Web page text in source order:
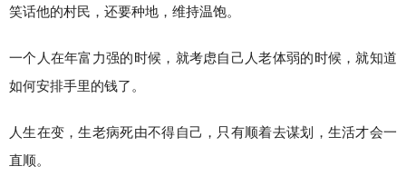
笑话他的村民，还要种地，维持温饱。
一个人在年富力强的时候，就考虑自己人老体弱的时候，就知道
如何安排手里的钱了。
人生在变，生老病死由不得自己，只有顺着去谋划，生活才会一
直顺。